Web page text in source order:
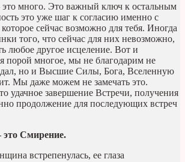
много. Это важный ключ к остальным
это уже шаг к согласию именно с
сейчас возможно для тебя. Иногда
того, что сейчас для них невозможно,
любое другое исцеление. Вот и
порой многое, мы не благодарим не
дал, но и Высшие Силы, Бога, Вселенную
Мы даже можем не замечать это.
удачное завершение Встречи, получения
продолжение для последующих встреч
Смирение.
встрепенулась, ее глаза